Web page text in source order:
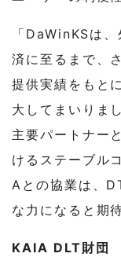
「DaWinKSは
済に至るまで、
提供実績をもと
大してまいりま
主要パートナー
けるステーブル
Aとの協業は、
な力になると期
KAIA DLT財団